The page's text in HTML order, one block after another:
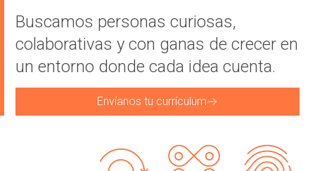
Buscamos personas curiosas,
colaborativas y con ganas de crecer en
un entorno donde cada idea cuenta.
Envíanos tu currículum